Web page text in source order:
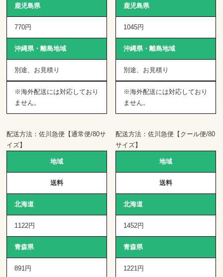
鹿児島県
770円
沖縄県・離島地域
別途、お見積り
※海外配送には対応しており
ません。
鹿児島県
1045円
沖縄県・離島地域
別途、お見積り
※海外配送には対応しており
ません。
配送方法：佐川急便【通常便/80サ
イズ】
地域
送料
北海道
1122円
青森県
891円
配送方法：佐川急便【クール便/80
サイズ】
地域
送料
北海道
1452円
青森県
1221円